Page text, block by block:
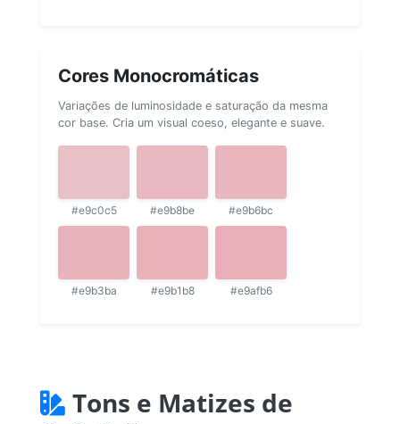
Cores Monocromáticas
Variações de luminosidade e saturação da mesma
cor base. Cria um visual coeso, elegante e suave.
#e9c0c5 #e9b8be #e9b6bc
#e9b3ba #e9b1b8 #e9afb6
Tons e Matizes de